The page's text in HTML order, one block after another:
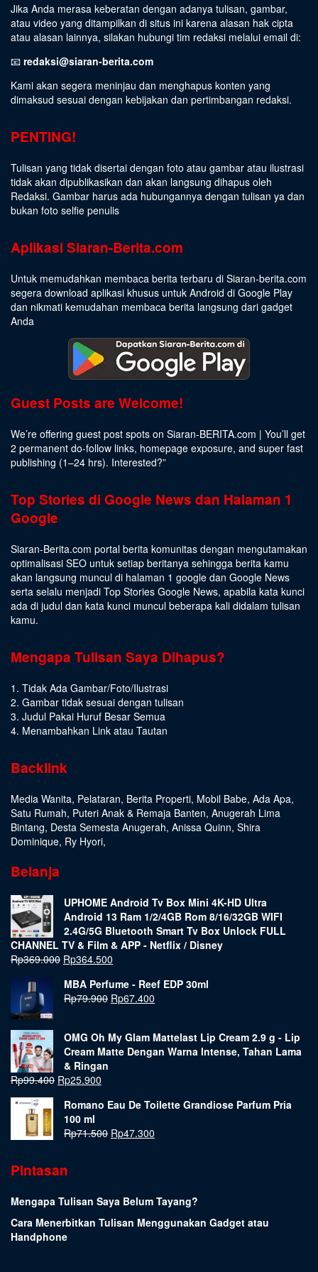
Jika Anda merasa keberatan dengan adanya tulisan, gambar,
atau video yang ditampilkan di situs ini karena alasan hak cipta
atau alasan lainnya, silakan hubungi tim redaksi melalui email di:
📧 redaksi@siaran-berita.com
Kami akan segera meninjau dan menghapus konten yang
dimaksud sesuai dengan kebijakan dan pertimbangan redaksi.
PENTING!
Tulisan yang tidak disertai dengan foto atau gambar atau ilustrasi
tidak akan dipublikasikan dan akan langsung dihapus oleh
Redaksi. Gambar harus ada hubungannya dengan tulisan ya dan
bukan foto selfie penulis
Aplikasi Siaran-Berita.com
Untuk memudahkan membaca berita terbaru di Siaran-berita.com
segera download aplikasi khusus untuk Android di Google Play
dan nikmati kemudahan membaca berita langsung dari gadget
Anda
Guest Posts are Welcome!
We’re offering guest post spots on Siaran-BERITA.com | You’ll get
2 permanent do-follow links, homepage exposure, and super fast
publishing (1–24 hrs). Interested?”
Top Stories di Google News dan Halaman 1
Google
Siaran-Berita.com portal berita komunitas dengan mengutamakan
optimalisasi SEO untuk setiap beritanya sehingga berita kamu
akan langsung muncul di halaman 1 google dan Google News
serta selalu menjadi Top Stories Google News, apabila kata kunci
ada di judul dan kata kunci muncul beberapa kali didalam tulisan
kamu.
Mengapa Tulisan Saya Dihapus?
1. Tidak Ada Gambar/Foto/Ilustrasi
2. Gambar tidak sesuai dengan tulisan
3. Judul Pakai Huruf Besar Semua
4. Menambahkan Link atau Tautan
Backlink
Media Wanita, Pelataran, Berita Properti, Mobil Babe, Ada Apa,
Satu Rumah, Puteri Anak & Remaja Banten, Anugerah Lima
Bintang, Desta Semesta Anugerah, Anissa Quinn, Shira
Dominique, Ry Hyori,
Belanja
UPHOME Android Tv Box Mini 4K-HD Ultra
Android 13 Ram 1/2/4GB Rom 8/16/32GB WIFI
2.4G/5G Bluetooth Smart Tv Box Unlock FULL
CHANNEL TV & Film & APP - Netflix / Disney
Rp369.000 Rp364.500
MBA Perfume - Reef EDP 30ml
Rp79.900 Rp67.400
OMG Oh My Glam Mattelast Lip Cream 2.9 g - Lip
Cream Matte Dengan Warna Intense, Tahan Lama
& Ringan
Rp99.400 Rp25.900
Romano Eau De Toilette Grandiose Parfum Pria
100 ml
Rp71.500 Rp47.300
Pintasan
Mengapa Tulisan Saya Belum Tayang?
Cara Menerbitkan Tulisan Menggunakan Gadget atau
Handphone